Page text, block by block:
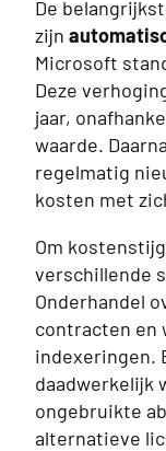
De
zijn
Microsoft
Deze
jaar,
waarde.
regelmatig
kosten met
Om
verschillende
Onderhandel
contracten en
indexeringen.
daadwerkelijk
ongebruikte
alternatieve